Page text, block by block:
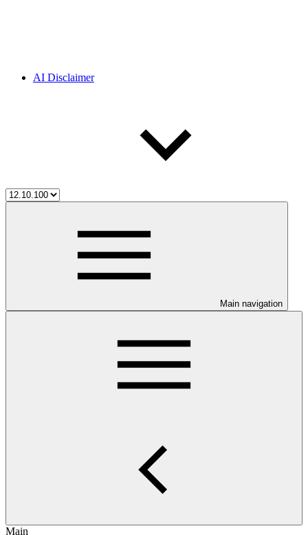
AI Disclaimer
Main navigation
Main